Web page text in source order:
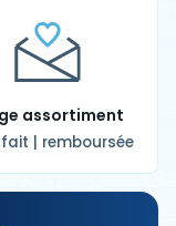
assortiment
| remboursée